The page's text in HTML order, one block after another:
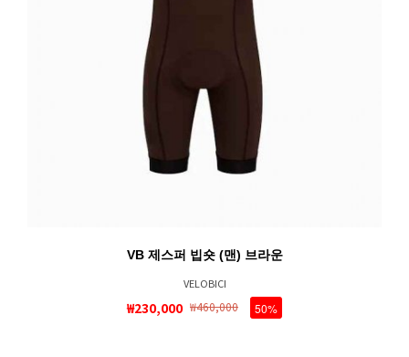
VB 제스퍼 빕숏 (맨) 브라운
VELOBICI
₩230,000 ₩460,000 50%